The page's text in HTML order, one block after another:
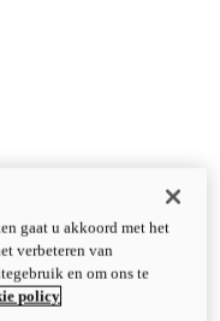
gaat u akkoord met het
verbeteren van
en om ons te
policy